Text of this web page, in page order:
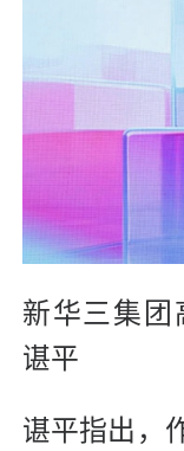
新华三集团
谌平
谌平指出，